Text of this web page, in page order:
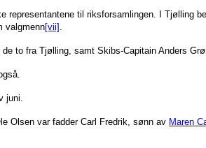
representantene til riksforsamlingen. I Tjølling
valgmenn[vii]
to fra Tjølling, samt Skibs-Capitain Anders
juni.
Olsen var fadder Carl Fredrik, sønn av Maren